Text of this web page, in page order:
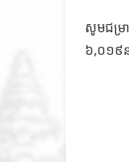
សូមជម្រ
៦,០១៩